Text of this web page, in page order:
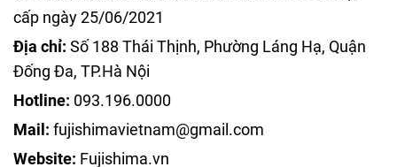
cấp ngày 25/06/2021
Địa chỉ: Số 188 Thái Thịnh, Phường Láng Hạ, Quận
Đống Đa, TP.Hà Nội
Hotline: 093.196.0000
Mail: fujishimavietnam@gmail.com
Website: Fujishima.vn